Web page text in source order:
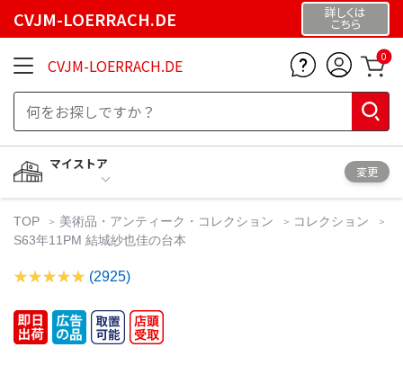
CVJM-LOERRACH.DE 詳しくは
こちら
CVJM-LOERRACH.DE 0
マイストア
変更
TOP 美術品・アンティーク・コレクション
コレクション
S63年11PM 結城紗也佳の台本
(2925)